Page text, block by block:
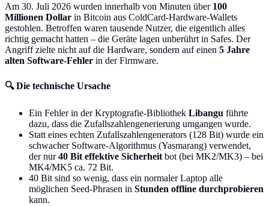
Am 30. Juli 2026 wurden innerhalb von Minuten über 100
Millionen Dollar in Bitcoin aus ColdCard-Hardware-Wallets
gestohlen. Betroffen waren tausende Nutzer, die eigentlich alles
richtig gemacht hatten – die Geräte lagen unberührt in Safes. Der
Angriff zielte nicht auf die Hardware, sondern auf einen 5 Jahre
alten Software-Fehler in der Firmware.
🔍 Die technische Ursache
Ein Fehler in der Kryptografie-Bibliothek Libangu führte
dazu, dass die Zufallszahlengenerierung umgangen wurde.
Statt eines echten Zufallszahlengenerators (128 Bit) wurde ein
schwacher Software-Algorithmus (Yasmarang) verwendet,
der nur40 Bit effektive Sicherheitbot (bei MK2/MK3) – bei
MK4/MK5 ca. 72 Bit.
40 Bit sind so wenig, dass ein normaler Laptop alle
möglichen Seed-Phrasen in Stunden offline durchprobieren
kann.